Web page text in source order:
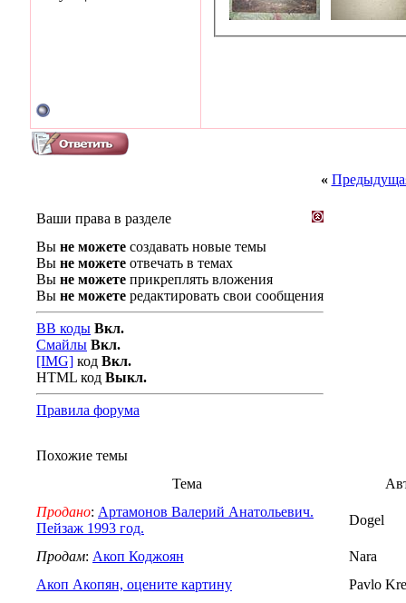
«
Ваши права в разделе
Вы не можете создавать новые темы
Вы не можете отвечать в темах
Вы не можете прикреплять вложения
Вы не можете редактировать свои сообщения
BB коды Вкл.
Смайлы Вкл.
[IMG] код Вкл.
HTML код Выкл.
Правила форума
Похожие темы
Тема
Продано: Артамонов Валерий Анатольевич.
Пейзаж 1993 год.
Dogel
Продам: Акоп Коджоян
Nara
Акоп Акопян, оцените картину
Pavlo